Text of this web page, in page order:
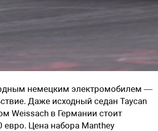
немецким электромобилем —
Даже исходный седан Taycan
Weissach в Германии стоит
Цена набора Manthey